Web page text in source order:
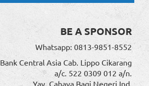
BE A SPONSOR
Whatsapp: 0813-9851-8552
Bank Central Asia Cab. Lippo Cikarang
a/c. 522 0309 012 a/n.
Yay. Cahaya Bagi Negeri Ind.